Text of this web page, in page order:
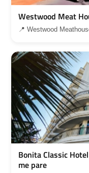
Westwood Meat
📍 Westwood
Bonita Classic
me pare